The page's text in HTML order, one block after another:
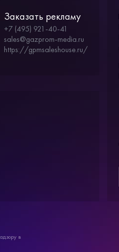
Заказать рекламу
+7 (495) 921-40-41
sales@gazprom-media.ru
https://gpmsaleshouse.ru/
в